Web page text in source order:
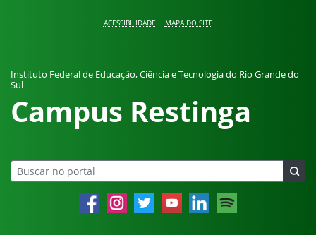
ACESSIBILIDADE MAPA DO SITE
Instituto Federal de Educação, Ciência e Tecnologia do Rio Grande do
Sul
Campus Restinga
FacebookInstagramTwitter YouTube LinkedIn Spotify